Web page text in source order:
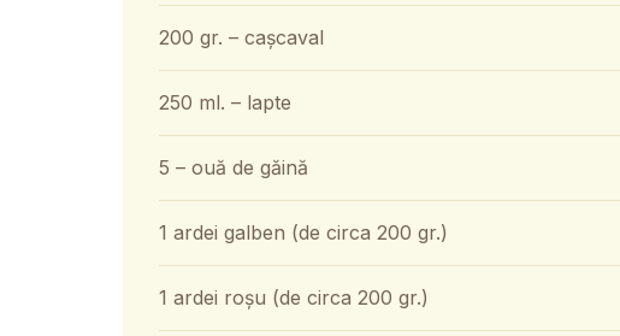
200 gr. – cașcaval
250 ml. – lapte
5 – ouă de găină
1 ardei galben (de circa 200 gr.)
1 ardei roșu (de circa 200 gr.)